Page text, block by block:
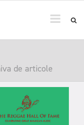
de articole